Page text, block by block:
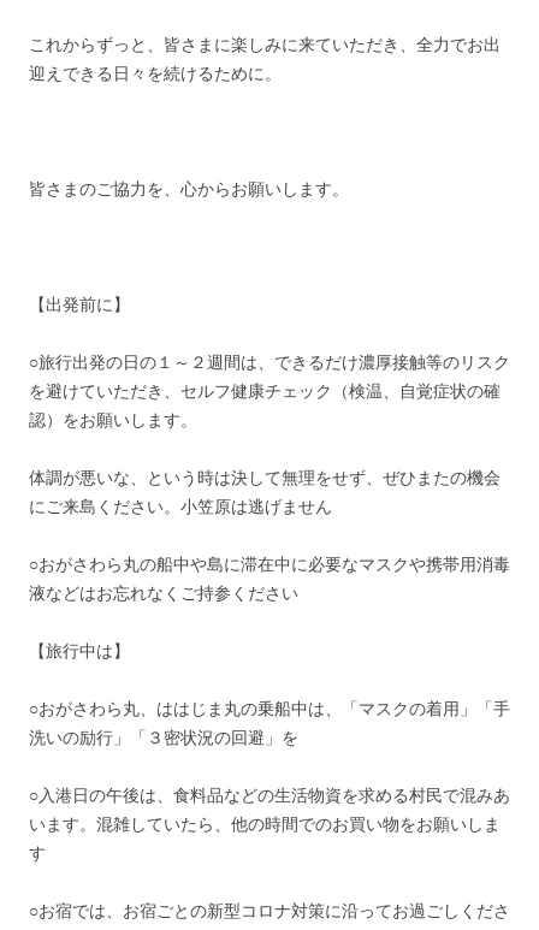
これからずっと、皆さまに楽しみに来ていただき、全力でお出
迎えできる日々を続けるために。
皆さまのご協力を、心からお願いします。
【出発前に】
○旅行出発の日の１～２週間は、できるだけ濃厚接触等のリスク
を避けていただき、セルフ健康チェック（検温、自覚症状の確
認）をお願いします。
体調が悪いな、という時は決して無理をせず、ぜひまたの機会
にご来島ください。小笠原は逃げません
○おがさわら丸の船中や島に滞在中に必要なマスクや携帯用消毒
液などはお忘れなくご持参ください
【旅行中は】
○おがさわら丸、ははじま丸の乗船中は、「マスクの着用」「手
洗いの励行」「３密状況の回避」を
○入港日の午後は、食料品などの生活物資を求める村民で混みあ
います。混雑していたら、他の時間でのお買い物をお願いしま
す
○お宿では、お宿ごとの新型コロナ対策に沿ってお過ごしくださ